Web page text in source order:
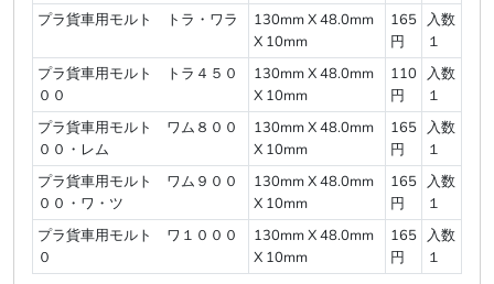
プラ貨車用モルト トラ・ワラ
130mm X 48.0mm
X 10mm
165
円
入数
１
プラ貨車用モルト トラ４５０
００
130mm X 48.0mm
X 10mm
110
円
入数
１
プラ貨車用モルト ワム８００
００・レム
130mm X 48.0mm
X 10mm
165
円
入数
１
プラ貨車用モルト ワム９００
００・ワ・ツ
130mm X 48.0mm
X 10mm
165
円
入数
１
プラ貨車用モルト ワ１０００
０
130mm X 48.0mm
X 10mm
165
円
入数
１